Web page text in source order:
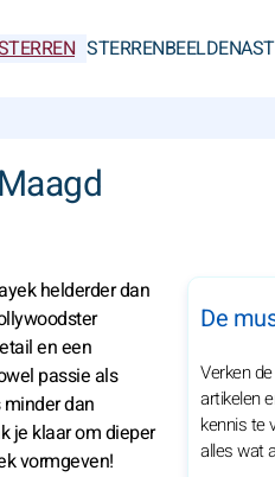
STERRENBEELDEN
helderder dan
en een
passie als
dan
je klaar om dieper
vormgeven!
De
Verken
artikelen
kennis te
alles wat